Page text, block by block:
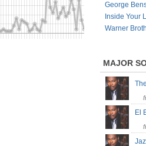
George
Inside Your
Warner
MAJOR
El